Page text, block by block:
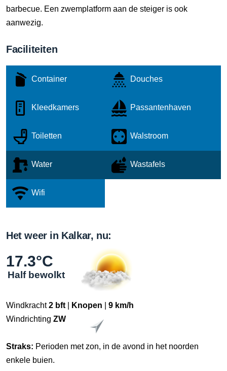
barbecue. Een zwemplatform aan de steiger is ook
aanwezig.
Faciliteiten
Container Douches
Kleedkamers Passantenhaven
Toiletten Walstroom
Water Wastafels
Wifi
Het weer in Kalkar, nu:
17.3°C
Half bewolkt
Windkracht2 bft Knopen
9 km/h
Windrichting ZW
Straks: Perioden met zon, in de avond in het noorden
enkele buien.